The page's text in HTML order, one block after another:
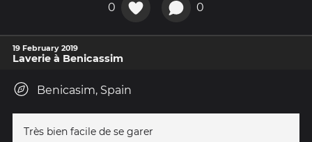
0 0
19 February 2019
Laverie à Benicassim
Benicasim, Spain
Très bien facile de se garer